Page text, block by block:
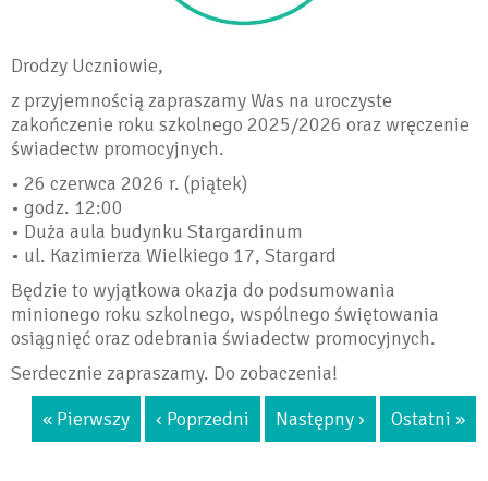
Drodzy Uczniowie,
z przyjemnością zapraszamy Was na uroczyste
zakończenie roku szkolnego 2025/2026 oraz wręczenie
świadectw promocyjnych.
• 26 czerwca 2026 r. (piątek)
• godz. 12:00
• Duża aula budynku Stargardinum
• ul. Kazimierza Wielkiego 17, Stargard
Będzie to wyjątkowa okazja do podsumowania
minionego roku szkolnego, wspólnego świętowania
osiągnięć oraz odebrania świadectw promocyjnych.
Serdecznie zapraszamy. Do zobaczenia!
« Pierwszy
‹ Poprzedni Następny › Ostatni »